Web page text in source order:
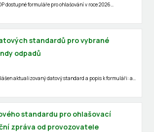
dostupné formuláře pro ohlašování v roce 2026…
standardů pro vybrané
odpadů
aktualizovaný datový standard a popis k formuláři: a…
standardu pro ohlašovací
zpráva od provozovatele